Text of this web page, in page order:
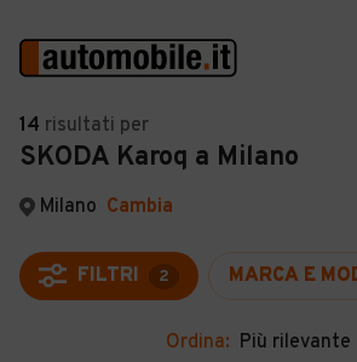
Auto
Auto usate
Auto Km 0
Auto Nuove
Noleggio a lungo termine
VENDI
MAGAZINE
ACCEDI
14 risultati per
SKODA Karoq a Milano
Milano Cambia
FILTRI 2 MARCA E
Ordina: Più rilevante